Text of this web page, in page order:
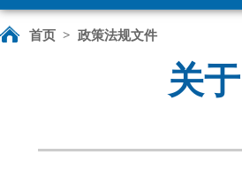
首页 > 政策法规文件
关